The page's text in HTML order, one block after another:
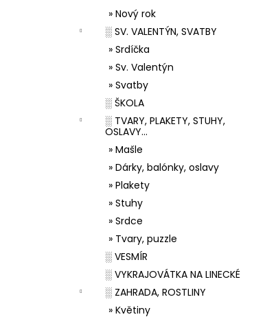
» Nový rok
░ SV. VALENTÝN, SVATBY
» Srdíčka
» Sv. Valentýn
» Svatby
░ ŠKOLA
░ TVARY, PLAKETY, STUHY,
OSLAVY...
» Mašle
» Dárky, balónky, oslavy
» Plakety
» Stuhy
» Srdce
» Tvary, puzzle
░ VESMÍR
░ VYKRAJOVÁTKA NA LINECKÉ
░ ZAHRADA, ROSTLINY
» Květiny